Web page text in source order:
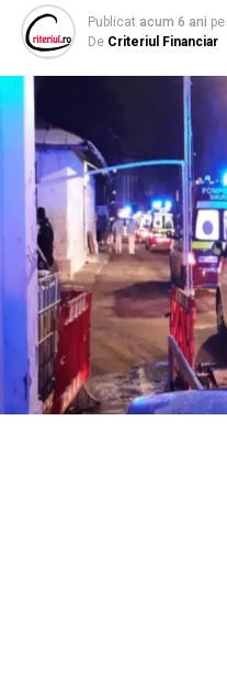
Publicat acum 6 ani pe
De Criteriul Financiar